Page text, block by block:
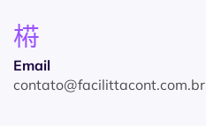
Email
contato@facilittacont.com.br